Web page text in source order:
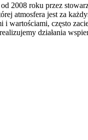
2008 roku przez
atmosfera jest za
i wartościami, często
działania